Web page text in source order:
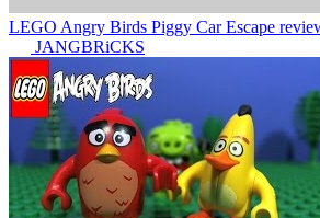
LEGO Angry Birds Piggy Car Escape
JANGBRiCKS